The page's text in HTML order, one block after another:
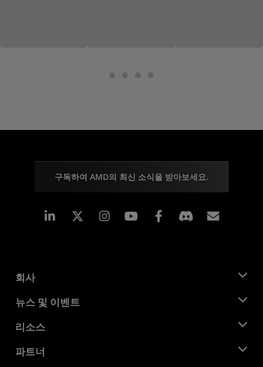
구독하여 AMD의 최신 소식을 받아보세요.
Linkedin Instagram Facebook
회사
AMD 소개
기업의 사회적 책임
채용
문의하기
뉴스 및 이벤트
뉴스룸
미디어 라이브러리
리소스
개발자 센트럴
파트너